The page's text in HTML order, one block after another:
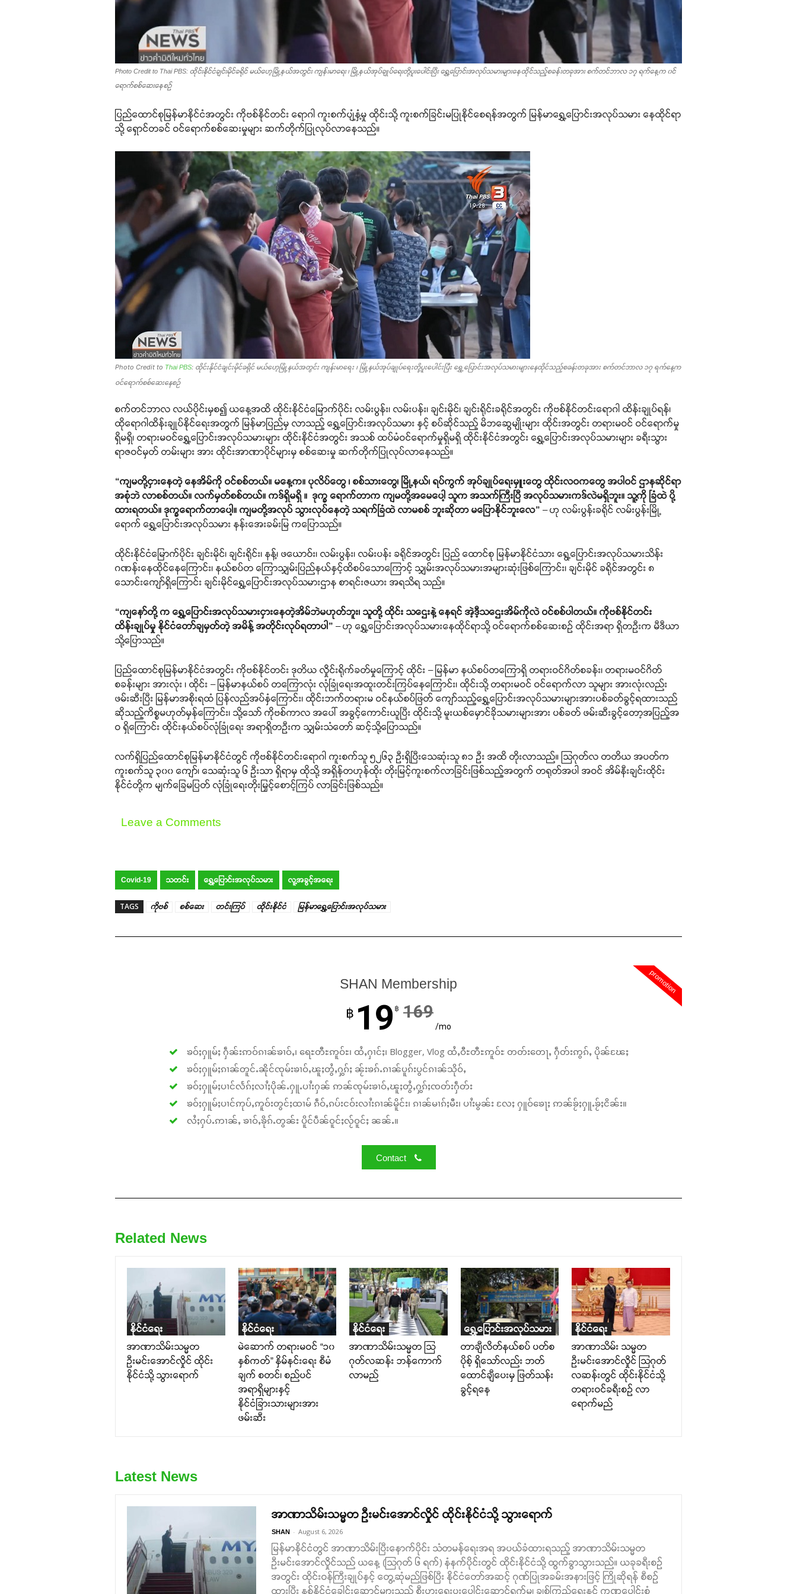
Photo Credit to Thai PBS: ထိုင်းနိုင်ငံချင်းမိုင်ခရိုင် မယ်ဟေ့မြို့နယ်အတွင်း ကျန်းမာရေး ၊ မြို့နယ်အုပ်ချုပ်ရေးတို့ပူးပေါင်းပြီး ရွှေ့ပြောင်းအလုပ်သမားများနေထိုင်သည့်စခန်းတခုအား စက်တင်ဘာလ ၁၇ ရက်နေ့က ၀င်
ရောက်စစ်ဆေးနေစဉ်
ပြည်ထောင်စုမြန်မာနိုင်ငံအတွင်း ကိုဗစ်နိုင်တင်း ရောဂါ ကူးစက်ပျံ့နှံ့မှု ထိုင်းသို့ ကူးစက်ခြင်းမပြုနိုင်စေရန်အတွက် မြန်မာရွှေ့ပြောင်းအလုပ်သမား နေထိုင်ရာ
သို့ ရှောင်တခင် ဝင်ရောက်စစ်ဆေးမှုများ ဆက်တိုက်ပြုလုပ်လာနေသည်။
Photo Credit to Thai PBS: ထိုင်းနိုင်ငံချင်းမိုင်ခရိုင် မယ်ဟေ့မြို့နယ်အတွင်း ကျန်းမာရေး ၊ မြို့နယ်အုပ်ချုပ်ရေးတို့ပူးပေါင်းပြီး ရွှေ့ပြောင်းအလုပ်သမားများနေထိုင်သည့်စခန်းတခုအား စက်တင်ဘာလ ၁၇ ရက်နေ့က
၀င်ရောက်စစ်ဆေးနေစဉ်
စက်တင်ဘာလ လယ်ပိုင်းမှစ၍ ယနေ့အထိ ထိုင်းနိုင်ငံမြောက်ပိုင်း လမ်းပွန်း၊ လမ်းပန်း၊ ချင်းမိုင်၊ ချင်းရိုင်းခရိုင်အတွင်း ကိုဗစ်နိုင်တင်းရောဂါ ထိန်းချုပ်ရန်၊
ထိုရောဂါထိန်းချုပ်နိုင်ရေးအတွက် မြန်မာပြည်မှ လာသည့် ရွှေ့ပြောင်းအလုပ်သမား နှင့် စပ်ဆိုင်သည့် မိဘဆွေမျိုးများ ထိုင်းအတွင်း တရားမဝင် ဝင်ရောက်မှု
ရှိမရှိ၊ တရားမဝင်ရွှေ့ပြောင်းအလုပ်သမားများ ထိုင်းနိုင်ငံအတွင်း အသစ် ထပ်မံဝင်ရောက်မှုရှိမရှိ ထိုင်းနိုင်ငံအတွင်း ရွှေ့ပြောင်းအလုပ်သမားများ ခရီးသွား
ရာဇဝင်မှတ် တမ်းများ အား ထိုင်းအာဏာပိုင်များမှ စစ်ဆေးမှု ဆက်တိုက်ပြုလုပ်လာနေသည်။
“ကျမတို့ငှားနေတဲ့ နေအိမ်ကို ဝင်စစ်တယ်။ မနေ့က။ ပုလိပ်တွေ ၊ စစ်သားတွေ၊ မြို့နယ်၊ ရပ်ကွက် အုပ်ချုပ်ရေးမှူးတွေ ထိုင်းလဝကတွေ အပါဝင် ဌာနဆိုင်ရာ
အစုံဘဲ လာစစ်တယ်။ လက်မှတ်စစ်တယ်။ ကဒ်ရှိမရှိ ။ ဒုက္ခ ရောက်တာက ကျမတို့အမေပေါ့ သူက အသက်ကြီးပြီ အလုပ်သမားကဒ်လဲမရှိဘူး။ သူ့ကို ခြံထဲ ပို့
ထားရတယ်။ ဒုက္ခရောက်တာပေါ့။ ကျမတို့အလုပ် သွားလုပ်နေတဲ့ သရက်ခြံထဲ လာမစစ် ဘူးဆိုတာ မပြောနိုင်ဘူးလေ” – ဟု လမ်းပွန်းခရိုင် လမ်းပွန်းမြို့
ရောက် ရွှေ့ပြောင်းအလုပ်သမား နန်းအေးခမ်းမြ ကပြောသည်။
ထိုင်းနိုင်ငံမြောက်ပိုင်း ချင်းမိုင်၊ ချင်းရိုင်း၊ နန့်၊ ဖယောဝ်း၊ လမ်းပွန်း၊ လမ်းပန်း ခရိုင်အတွင်း ပြည် ထောင်စု မြန်မာနိုင်ငံသား ရွေ့ပြောင်းအလုပ်သမားသိန်း
ဂဏန်းနေထိုင်နေကြောင်း၊ နယ်စပ်တ ကြောသျှမ်းပြည်နယ်နှင့်ထိစပ်သောကြောင့် သျှမ်းအလုပ်သမားအများဆုံးဖြစ်ကြောင်း၊ ချင်းမိုင် ခရိုင်အတွင်း ၈
သောင်းကျော်ရှိကြောင်း ချင်းမိုင်ရွှေ့ပြောင်းအလုပ်သမားဌာန စာရင်းဇယား အရသိရ သည်။
“ကျနော်တို့ က ရွှေ့ပြောင်းအလုပ်သမားငှားနေတဲ့အိမ်ဘဲမဟုတ်ဘူး၊ သူတို့ ထိုင်း သဌေးနဲ့ နေရင် အဲ့ဒီ့သဌေးအိမ်ကိုလဲ ဝင်စစ်ပါတယ်။ ကိုဗစ်နိုင်တင်း
ထိန်းချုပ်မှု နိုင်ငံတော်ချမှတ်တဲ့ အမိန့် အတိုင်းလုပ်ရတာပါ” – ဟု ရွှေ့ပြောင်းအလုပ်သမားနေထိုင်ရာသို့ ဝင်ရောက်စစ်ဆေးစဉ် ထိုင်းအရာ ရှိတဉီးက မီဒီယာ
သို့ပြောသည်။
ပြည်ထောင်စုမြန်မာနိုင်ငံအတွင်း ကိုဗစ်နိုင်တင်း ဒုတိယ လှိုင်းရိုက်ခတ်မှုကြောင့် ထိုင်း – မြန်မာ နယ်စပ်တကြောရှိ တရားဝင်ဂိတ်စခန်း၊ တရားမဝင်ဂိတ်
စခန်းများ အားလုံး ၊ ထိုင်း – မြန်မာနယ်စပ် တကြောလုံး လုံခြုံရေးအထူးတင်းကြပ်နေကြောင်း၊ ထိုင်းသို့ တရားမဝင် ဝင်ရောက်လာ သူများ အားလုံးလည်း
ဖမ်းဆီးပြီး မြန်မာအစိုးရထံ ပြန်လည်အပ်နှံကြောင်း၊ ထိုင်းဘက်တရားမ ဝင်နယ်စပ်ဖြတ် ကျော်သည့်ရွှေ့ပြောင်းအလုပ်သမားများအားပစ်ခတ်ခွင့်ရထားသည်
ဆိုသည့်ကိစ္စမဟုတ်မှန်ကြောင်း၊ သို့သော် ကိုဗစ်ကာလ အပေါ် အခွင့်ကောင်းယူပြီး ထိုင်းသို့ မူးယစ်မှောင်ခိုသမားများအား ပစ်ခတ် ဖမ်းဆီးခွင့်တော့အပြည့်အ
ဝ ရှိကြောင်း ထိုင်းနယ်စပ်လုံခြုံရေး အရာရှိတဉီးက သျှမ်းသံတော် ဆင့်သို့ပြောသည်။
လက်ရှိပြည်ထောင်စုမြန်မာနိုင်ငံတွင် ကိုဗစ်နိုင်တင်းရောဂါ ကူးစက်သူ ၅၂၆၃ ဉီးရှိပြီးသေဆုံးသူ ၈၁ ဉီး အထိ တိုးလာသည်။ သြဂုတ်လ တတိယ အပတ်က
ကူးစက်သူ ၃၀၀ ကျော်၊ သေဆုံးသူ ၆ ဉီးသာ ရှိရာမှ ထိုသို့ အရှိန်တဟုန်ထိုး တိုးမြင့်ကူးစက်လာခြင်းဖြစ်သည့်အတွက် တရုတ်အပါ အဝင် အိမ်နီးချင်းထိုင်း
နိုင်ငံတို့က မျက်ခြေမပြတ် လုံခြုံရေးတိုးမြှင့်စောင့်ကြပ် လာခြင်းဖြစ်သည်။
Leave a Comments
Covid-19 သတင်း ရွှေ့ပြောင်းအလုပ်သမား လူ့အခွင့်အရေး
TAGS ကိုဗစ် စစ်ဆေး တင်းကြပ် ထိုင်းနိုင်ငံ မြန်မာရွှေ့ပြောင်းအလုပ်သမား
promotion
SHAN Membership
฿ 19 ฿ 169
/mo
ၶဝ်ႈႁူမ်ႈ ႁဵၼ်းဢဝ်ၵၢၼ်ၶၢဝ်ႇ၊ ရေႊတီႊဢူဝ်ႊ၊ ထႆႇႁၢင်ႈ၊ Blogger, Vlog ထႆႇဝီႊတီႊဢူဝ်ႊ တတ်းတေႃႇ ႁဵတ်းဢွၵ်ႇ ပိုၼ်ၽႄႈ
ၶဝ်ႈႁူမ်ႈၵၢၼ်တူင်ႉၼိုင်ၸုမ်းၶၢဝ်ႇၽူႈတွႆႇႁွၵ်ႈ ၼႂ်းၶၵ်ႉၵၢၼ်ပူၵ်းပွင်ၵၢၼ်သိုဝ်ႇ
ၶဝ်ႈႁူမ်ႈပၢင်လႅၵ်ႈလၢႆႈပိုၼ်ႉႁူႉပၢႆးႁၼ် ဢၼ်ၸုမ်းၶၢဝ်ႇၽူႈတွႆႇႁွၵ်ႈၸတ်းႁဵတ်း
ၶဝ်ႈႁူမ်ႈပၢင်ဢုပ်ႇဢူဝ်းတွင်ႈထၢမ် ၵဵဝ်ႇၵပ်းငဝ်းလၢႆးၵၢၼ်မိူင်း၊ ၵၢၼ်မၢၵ်ႈမီး၊ ပၢႆးမွၼ်း လႄႈ ႁူဝ်ၶေႃႈ ဢၼ်ၶႂ်ႈႁူႉၶႂ်ႈငိၼ်း။
လႆႈႁပ်ႉဢၢၼ်ႇ ၶၢဝ်ႇၶိုၵ်ႉတွၼ်း ပိူင်ပဵၼ်ဝူင်ႈလႂ်ဝူင်ႈ ၼၼ်ႉ။
Contact
Related News
နိုင်ငံရေး
အာဏာသိမ်းသမ္မတ
ဦးမင်းအောင်လှိုင် ထိုင်း
နိုင်ငံသို့ သွားရောက်
နိုင်ငံရေး
မဲဆောက် တရားမဝင် “၁၀
နှစ်ကတ်” နှိမ်နင်းရေး စီမံ
ချက် စတင်၊ စည်ပင်
အရာရှိများနှင့်
နိုင်ငံခြားသားများအား
ဖမ်းဆီး
နိုင်ငံရေး
အာဏာသိမ်းသမ္မတ သြ
ဂုတ်လဆန်း ဘန်ကောက်
လာမည်
ရွှေ့ပြောင်းအလုပ်သမား
တာချီလိတ်နယ်စပ် ပတ်စ
ပိုစ့် ရှိသော်လည်း ဘတ်
ထောင်ချီပေးမှ ဖြတ်သန်း
ခွင့်ရနေ
နိုင်ငံရေး
အာဏာသိမ်း သမ္မတ
ဦးမင်းအောင်လှိုင် သြဂုတ်
လဆန်းတွင် ထိုင်းနိုင်ငံသို့
တရားဝင်ခရီးစဉ် လာ
ရောက်မည်
Latest News
အာဏာသိမ်းသမ္မတ ဦးမင်းအောင်လှိုင် ထိုင်းနိုင်ငံသို့ သွားရောက်
SHAN - August 6, 2026
မြန်မာနိုင်ငံတွင် အာဏာသိမ်းပြီးနောက်ပိုင်း သံတမန်ရေးအရ အပယ်ခံထားရသည့် အာဏာသိမ်းသမ္မတ
ဦးမင်းအောင်လှိုင်သည် ယနေ့ (သြဂုတ် ၆ ရက်) နံနက်ပိုင်းတွင် ထိုင်းနိုင်ငံသို့ ထွက်ခွာသွားသည်။ ယခုခရီးစဉ်
အတွင်း ထိုင်းဝန်ကြီးချုပ်နှင့် တွေ့ဆုံမည်ဖြစ်ပြီး နိုင်ငံတော်အဆင့် ဂုဏ်ပြုအခမ်းအနားဖြင့် ကြိုဆိုရန် စီစဉ်
ထားပြီး နှစ်နိုင်ငံခေါင်းဆောင်များသည် စီးပွားရေးပူးပေါင်းဆောင်ရွက်မှု၊ ချစ်ကြည်ရေးနှင့် ကဏ္ဍပေါင်းစုံ